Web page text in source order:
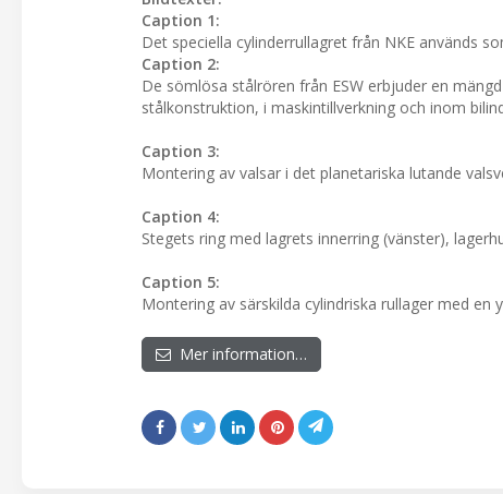
Caption 1:
Det speciella cylinderrullagret från NKE används
Caption 2:
De sömlösa stålrören från ESW erbjuder en
stålkonstruktion, i maskintillverkning och inom
Caption 3:
Montering av valsar i det planetariska lutande
Caption 4:
Stegets ring med lagrets innerring (vänster),
Caption 5:
Montering av särskilda cylindriska rullager med en
Mer information…